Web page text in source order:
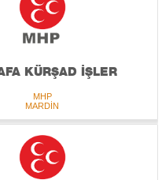
KÜRŞAD İŞLER
MHP
MARDİN